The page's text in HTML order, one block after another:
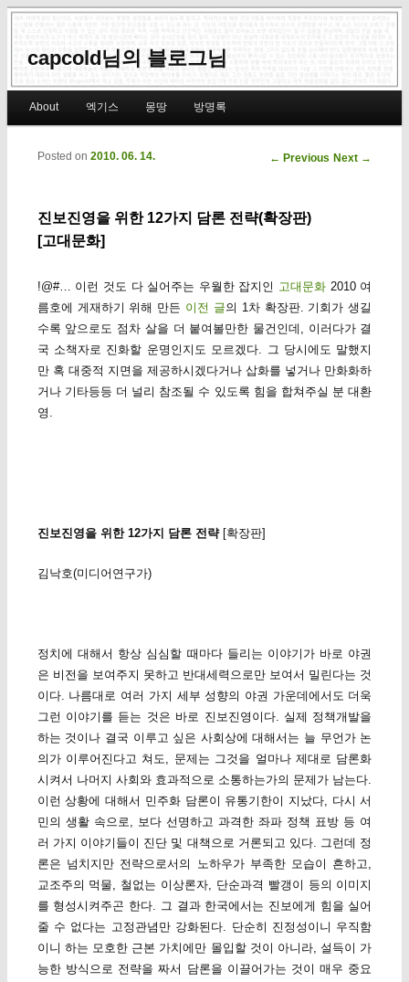
capcold님의 블로그님
Skip to primary content
Skip to secondary content
About 엑기스 몽땅 방명록
Post navigation
← Previous Next →
진보진영을 위한 12가지 담론 전략(확장판)
[고대문화]
Posted on 2010. 06. 14.
!@#… 이런 것도 다 실어주는 우월한 잡지인 고대문화 2010 여
름호에 게재하기 위해 만든 이전 글의 1차 확장판. 기회가 생길
수록 앞으로도 점차 살을 더 붙여볼만한 물건인데, 이러다가 결
국 소책자로 진화할 운명인지도 모르겠다. 그 당시에도 말했지
만 혹 대중적 지면을 제공하시겠다거나 삽화를 넣거나 만화화하
거나 기타등등 더 널리 참조될 수 있도록 힘을 합쳐주실 분 대환
영.
진보진영을 위한 12가지 담론 전략[확장판]
김낙호(미디어연구가)
정치에 대해서 항상 심심할 때마다 들리는 이야기가 바로 야권
은 비전을 보여주지 못하고 반대세력으로만 보여서 밀린다는 것
이다. 나름대로 여러 가지 세부 성향의 야권 가운데에서도 더욱
그런 이야기를 듣는 것은 바로 진보진영이다. 실제 정책개발을
하는 것이나 결국 이루고 싶은 사회상에 대해서는 늘 무언가 논
의가 이루어진다고 쳐도, 문제는 그것을 얼마나 제대로 담론화
시켜서 나머지 사회와 효과적으로 소통하는가의 문제가 남는다.
이런 상황에 대해서 민주화 담론이 유통기한이 지났다, 다시 서
민의 생활 속으로, 보다 선명하고 과격한 좌파 정책 표방 등 여
러 가지 이야기들이 진단 및 대책으로 거론되고 있다. 그런데 정
론은 넘치지만 전략으로서의 노하우가 부족한 모습이 흔하고,
교조주의 먹물, 철없는 이상론자, 단순과격 빨갱이 등의 이미지
를 형성시켜주곤 한다. 그 결과 한국에서는 진보에게 힘을 실어
줄 수 없다는 고정관념만 강화된다. 단순히 진정성이니 우직함
이니 하는 모호한 근본 가치에만 몰입할 것이 아니라, 설득이 가
능한 방식으로 전략을 짜서 담론을 이끌어가는 것이 매우 중요